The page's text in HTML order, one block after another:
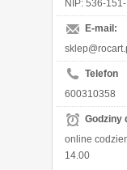
NIP: 536-
E-mail:
Telefon
600310358
Godziny
online
14.00